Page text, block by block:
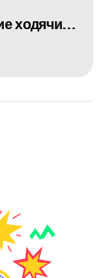
Отрывок из "Другие ходячие мертвецы (Переозвучка)"